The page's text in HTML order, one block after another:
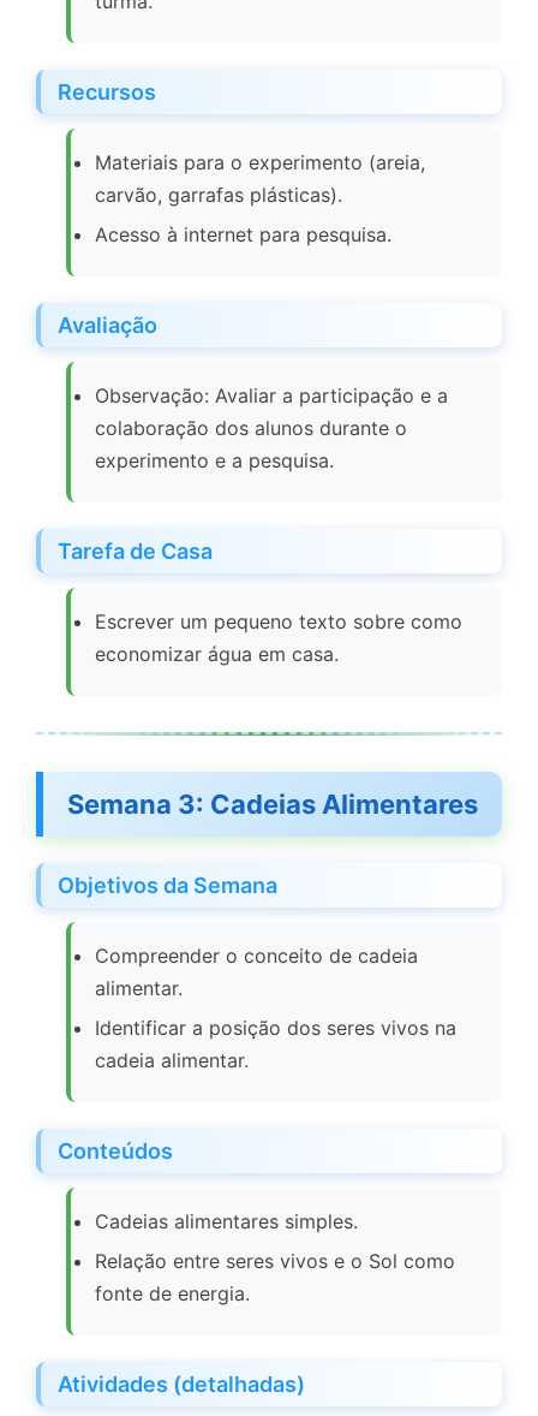
Recursos
Materiais para o experimento (areia,
carvão, garrafas plásticas).
Acesso à internet para pesquisa.
Avaliação
Observação: Avaliar a participação e a
colaboração dos alunos durante o
experimento e a pesquisa.
Tarefa de Casa
Escrever um pequeno texto sobre como
economizar água em casa.
Semana 3: Cadeias Alimentares
Objetivos da Semana
Compreender o conceito de cadeia
alimentar.
Identificar a posição dos seres vivos na
cadeia alimentar.
Conteúdos
Cadeias alimentares simples.
Relação entre seres vivos e o Sol como
fonte de energia.
Atividades (detalhadas)